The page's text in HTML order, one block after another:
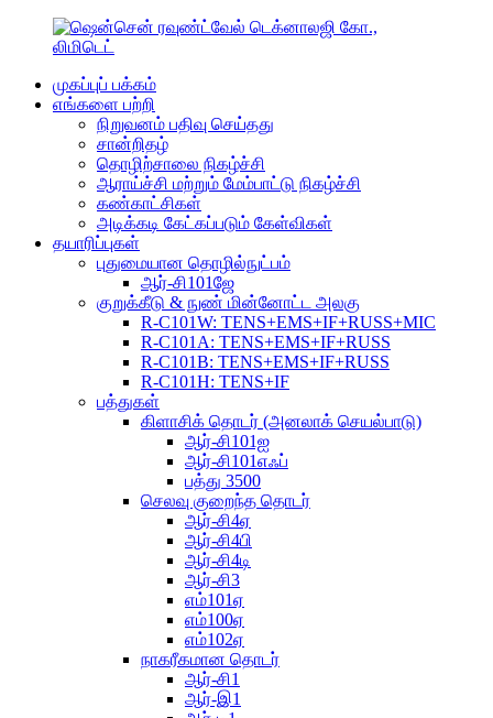
முகப்புப் பக்கம்
எங்களை பற்றி
நிறுவனம் பதிவு செய்தது
சான்றிதழ்
தொழிற்சாலை நிகழ்ச்சி
ஆராய்ச்சி மற்றும் மேம்பாட்டு நிகழ்ச்சி
கண்காட்சிகள்
அடிக்கடி கேட்கப்படும் கேள்விகள்
தயாரிப்புகள்
புதுமையான தொழில்நுட்பம்
ஆர்-சி101ஜே
குறுக்கீடு & நுண் மின்னோட்ட அலகு
R-C101W: TENS+EMS+IF+RUSS+MIC
R-C101A: TENS+EMS+IF+RUSS
R-C101B: TENS+EMS+IF+RUSS
R-C101H: TENS+IF
பத்துகள்
கிளாசிக் தொடர் (அனலாக் செயல்பாடு)
ஆர்-சி101ஐ
ஆர்-சி101எஃப்
பத்து 3500
செலவு குறைந்த தொடர்
ஆர்-சி4ஏ
ஆர்-சி4பி
ஆர்-சி4டி
ஆர்-சி3
எம்101ஏ
எம்100ஏ
எம்102ஏ
நாகரீகமான தொடர்
ஆர்-சி1
ஆர்-இ1